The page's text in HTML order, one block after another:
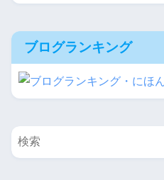
ブログランキング